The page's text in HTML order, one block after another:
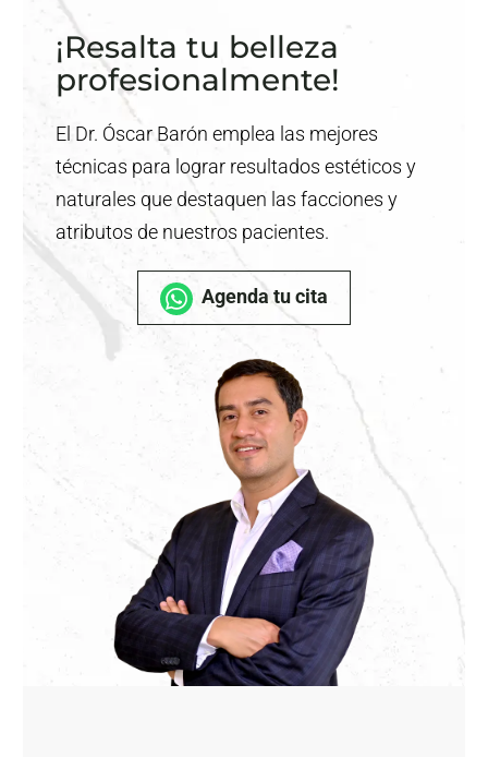
¡Resalta tu belleza
profesionalmente!
El Dr. Óscar Barón emplea las mejores
técnicas para lograr resultados estéticos y
naturales que destaquen las facciones y
atributos de nuestros pacientes.
Agenda tu cita